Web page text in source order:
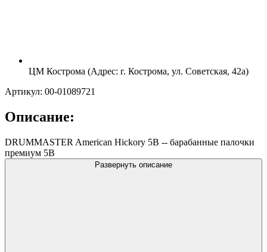
ЦМ Кострома (Адрес: г. Кострома, ул. Советская, 42а)
Артикул: 00-01089721
Описание:
DRUMMASTER American Hickory 5B -- барабанные палочки
премиум 5B
Развернуть описание